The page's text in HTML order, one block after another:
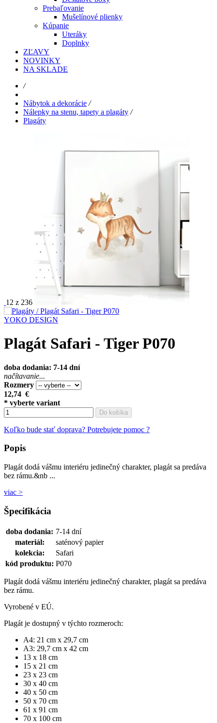
Prebaľovanie
Mušelínové plienky
Kúpanie
Uteráky
Doplnky
ZĽAVY
NOVINKY
NA SKLADE
/
Nábytok a dekorácie /
Nálepky na stenu, tapety a plagáty /
Plagáty
12 z 236
YOKO DESIGN
Plagát Safari - Tiger P070
doba dodania: 7-14 dní
načítavanie...
Rozmery
12,74 €
* vyberte variant
Do košíka
Koľko bude stať doprava? Potrebujete pomoc ?
Popis
Plagát dodá vášmu interiéru jedinečný charakter, plagát sa predáva
bez rámu.&nb ...
viac >
Špecifikácia
doba dodania: 7-14 dní
materiál:
saténový papier
kolekcia:
Safari
kód produktu: P070
Plagát dodá vášmu interiéru jedinečný charakter, plagát sa predáva
bez rámu.
Vyrobené v EÚ.
Plagát je dostupný v týchto rozmeroch:
A4: 21 cm x 29,7 cm
A3: 29,7 cm x 42 cm
13 x 18 cm
15 x 21 cm
23 x 23 cm
30 x 40 cm
40 x 50 cm
50 x 70 cm
61 x 91 cm
70 x 100 cm